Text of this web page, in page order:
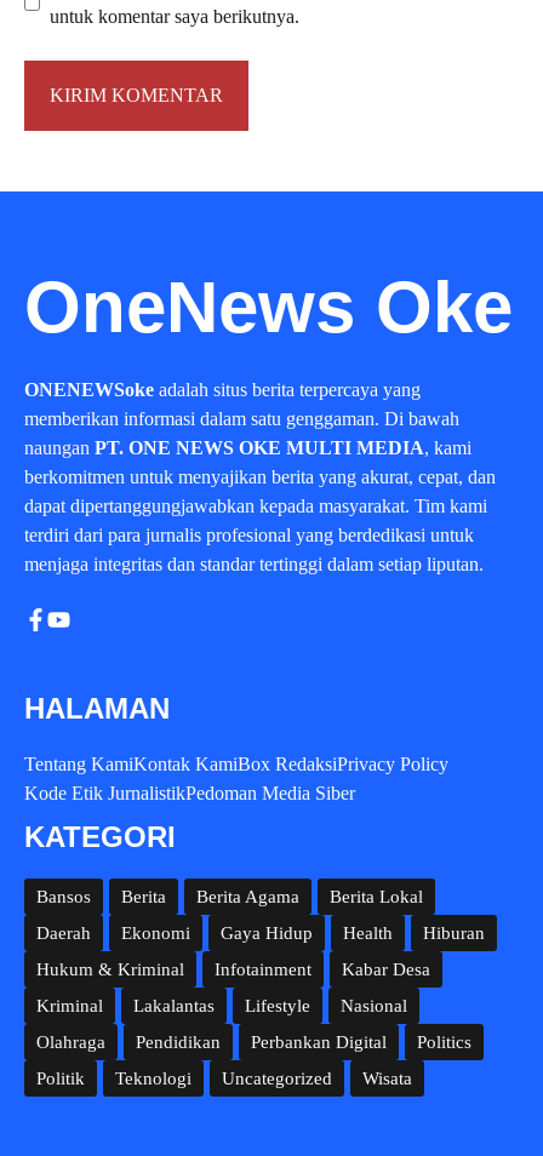
untuk komentar saya berikutnya.
OneNews Oke
ONENEWSoke adalah situs berita terpercaya yang
memberikan informasi dalam satu genggaman. Di bawah
naungan PT. ONE NEWS OKE MULTI MEDIA, kami
berkomitmen untuk menyajikan berita yang akurat, cepat, dan
dapat dipertanggungjawabkan kepada masyarakat. Tim kami
terdiri dari para jurnalis profesional yang berdedikasi untuk
menjaga integritas dan standar tertinggi dalam setiap liputan.
HALAMAN
Tentang KamiKontak KamiBox RedaksiPrivacy Policy
Kode Etik JurnalistikPedoman Media Siber
KATEGORI
Bansos Berita Berita Agama
Berita Lokal
Daerah
Ekonomi Gaya Hidup Health
Hiburan
Hukum & Kriminal
Infotainment
Kabar Desa
Kriminal
Lakalantas Lifestyle
Nasional
Olahraga
Pendidikan Perbankan Digital
Politics
Politik
Teknologi Uncategorized Wisata